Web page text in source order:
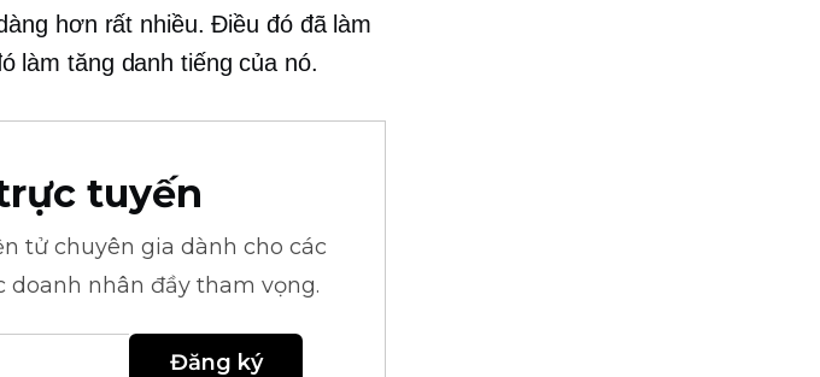
hơn rất nhiều. Điều đó đã làm
làm tăng danh tiếng của nó.
tuyến
tử chuyên gia dành cho các
doanh nhân đầy tham vọng.
Đăng ký